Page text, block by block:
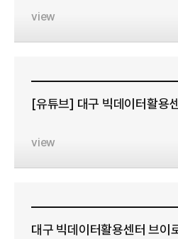
view
[유튜브] 대구 빅데이터활용
view
대구 빅데이터활용센터 브